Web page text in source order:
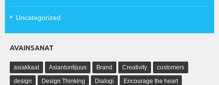
Uncategorized
AVAINSANAT
asiakkaat Asiantuntijuus Brand Creativity
customers
design
Design Thinking Dialogi
Encourage the heart